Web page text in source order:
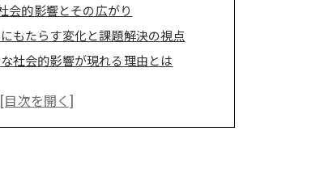
会的影響とその広がり
にもたらす変化と課題解決の視点
な社会的影響が現れる理由とは
向けたSDGsの社会的広がり方